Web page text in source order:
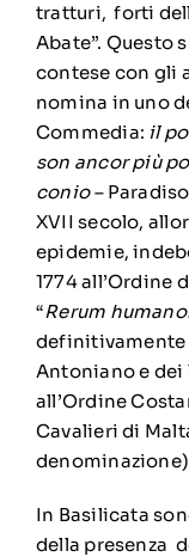
tratturi, forti
Abate”. Questo
contese con gli
nomina in uno
Commedia: il
son ancor più
conio –
XVII secolo,
epidemie,
1774 all’Ordine
“Rerum
definitivamente
Antoniano e dei
all’Ordine
Cavalieri di
In Basilicata
della presenza